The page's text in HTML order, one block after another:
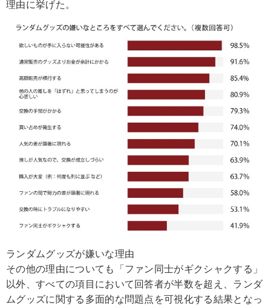
理由に挙げた。
ランダムグッズが嫌いな理由
その他の理由についても「ファン同士がギクシャクする」
以外、すべての項目において回答者が半数を超え、ランダ
ムグッズに関する多面的な問題点を可視化する結果となっ